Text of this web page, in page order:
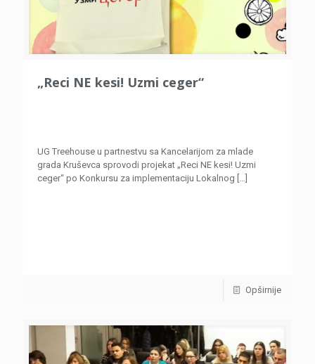
„Reci NE kesi! Uzmi ceger“
UG Treehouse u partnestvu sa Kancelarijom za mlade
grada Kruševca sprovodi projekat „Reci NE kesi! Uzmi
ceger“ po Konkursu za implementaciju Lokalnog […]
Opširnije